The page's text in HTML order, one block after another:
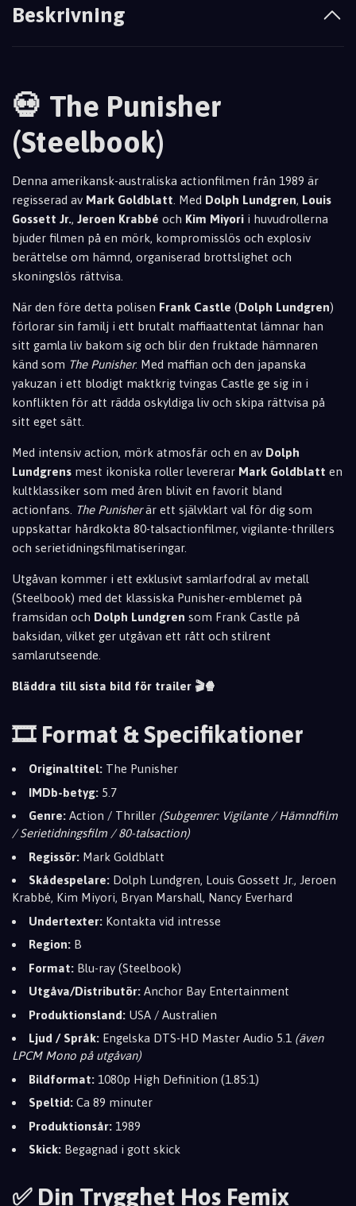
Beskrivning
💀 The Punisher
(Steelbook)
Denna amerikansk-australiska actionfilmen från 1989 är
regisserad av Mark Goldblatt . Med Dolph Lundgren, Louis
Gossett Jr., Jeroen Krabbé och Kim Miyori i huvudrollerna
bjuder filmen på en mörk, kompromisslös och explosiv
berättelse om hämnd, organiserad brottslighet och
skoningslös rättvisa.
När den före detta polisen Frank Castle (Dolph Lundgren)
förlorar sin familj i ett brutalt maffiaattentat lämnar han
sitt gamla liv bakom sig och blir den fruktade hämnaren
känd som The Punisher. Med maffian och den japanska
yakuzan i ett blodigt maktkrig tvingas Castle ge sig in i
konflikten för att rädda oskyldiga liv och skipa rättvisa på
sitt eget sätt.
Med intensiv action, mörk atmosfär och en av Dolph
Lundgrens mest ikoniska roller levererar Mark Goldblatt en
kultklassiker som med åren blivit en favorit bland
actionfans. The Punisherär ett självklart val för dig som
uppskattar hårdkokta 80-talsactionfilmer, vigilante-thrillers
och serietidningsfilmatiseringar.
Utgåvan kommer i ett exklusivt samlarfodral av metall
(Steelbook) med det klassiska Punisher-emblemet på
framsidan och Dolph Lundgren som Frank Castle på
baksidan, vilket ger utgåvan ett rått och stilrent
samlarutseende.
Bläddra till sista bild för trailer 🎬🍿
🎞️ Format & Specifikationer
Originaltitel: The Punisher
IMDb-betyg: 5.7
Genre: Action / Thriller (Subgenrer: Vigilante / Hämndfilm
/ Serietidningsfilm / 80-talsaction)
Regissör: Mark Goldblatt
Skådespelare: Dolph Lundgren, Louis Gossett Jr., Jeroen
Krabbé, Kim Miyori, Bryan Marshall, Nancy Everhard
Undertexter: Kontakta vid intresse
Region: B
Format: Blu-ray (Steelbook)
Utgåva/Distributör: Anchor Bay Entertainment
Produktionsland: USA / Australien
Ljud / Språk: Engelska DTS-HD Master Audio 5.1 (även
LPCM Mono på utgåvan)
Bildformat: 1080p High Definition (1.85:1)
Speltid: Ca 89 minuter
Produktionsår: 1989
Skick: Begagnad i gott skick
✅ Din Trygghet Hos Femix